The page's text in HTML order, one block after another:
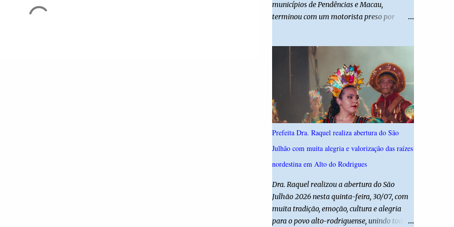
desta edição reforça o compromisso da
administração da Prefeita Dra. Raquel com o
populares em uma festa segura, org...
municípios de Pendências e Macau,
terminou com um motorista preso por
acordo com a Polícia Militar, o condutor
apresentava evidentes sinais de embriaguez
no momento da ocorrência. Ele foi
encaminhado à delegacia, onde foi autuado
em flagrante. O exame pericial para
confirmar a concentração de álcool no
organismo ainda está em andamento. A
vítima é um menino de 11 anos, que sofreu
ferimentos graves no acidente. Após os
primeiros atendimentos, ele foi entubado e
para o Hospital Monsenhor Walfredo
Gurgel, em Natal, onde permanece internado
sob cuidados médicos especializados.
Segundo informações da Polícia Militar, a
Prefeita Dra. Raquel realiza abertura do São
Julhão com muita alegria e valorização das raízes
nordestina em Alto do Rodrigues
Dra. Raquel realizou a abertura do São
Julhão 2026 nesta quinta-feira, 30/07, com
muita tradição, emoção, cultura e alegria
para o povo alto-rodriguense, unindo todas